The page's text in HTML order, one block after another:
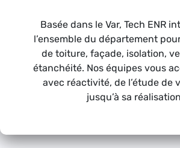
Basée dans le Var, Tech ENR
l’ensemble du département
de toiture, façade, isolation,
étanchéité. Nos équipes vous
avec réactivité, de l’étude de
jusqu’à sa